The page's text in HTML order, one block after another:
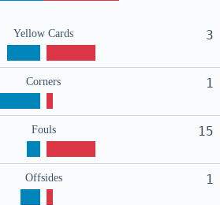
Yellow Cards 3
Corners 1
Fouls 15
Offsides 1